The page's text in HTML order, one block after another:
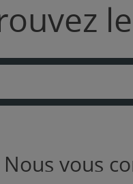
Nous vous